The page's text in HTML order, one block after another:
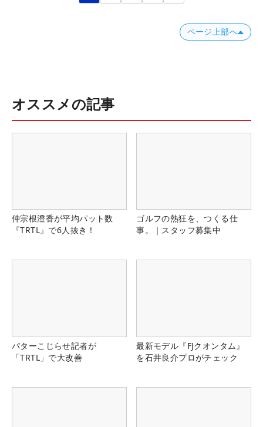
ページ上部へ
オススメの記事
仲宗根澄香が平均パット数
『TRTL』で6人抜き！
ゴルフの熱狂を、つくる仕
事。｜スタッフ募集中
パターこじらせ記者が
「TRTL」で大改善
最新モデル『FJクオンタム』
を石井良介プロがチェック